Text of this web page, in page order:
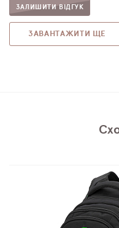
ЗАЛИШИТИ ВІДГУК
ЗАВАНТАЖИТИ ЩЕ